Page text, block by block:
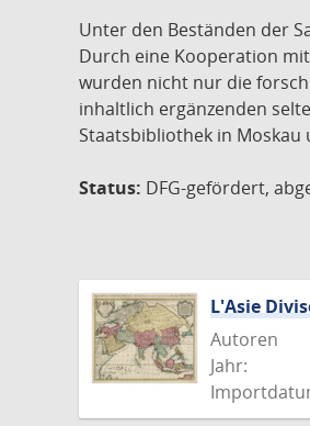
Unter den Beständen der
Durch eine Kooperation
wurden nicht nur die
inhaltlich ergänzenden
Staatsbibliothek in
Status: DFG-gefördert,
L'Asie
Autoren
Jahr: